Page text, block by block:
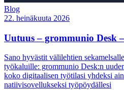
Blog
22. heinäkuuta 2026
Uutuus – grommunio Desk
Sano hyvästit välilehtien
työkaluille: grommunio Desk:n
koko digitaalisen työtilasi yhdeksi
natiivisovellukseksi työpöydällesi